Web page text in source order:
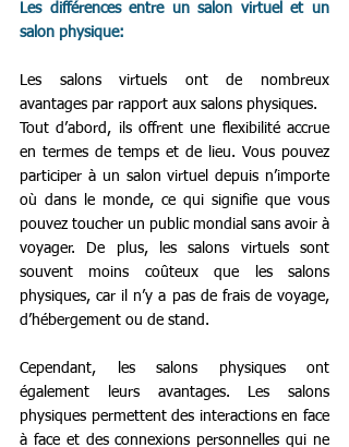
Les différences entre un salon virtuel et un
salon physique:
Les salons virtuels ont de nombreux
avantages par rapport aux salons physiques.
Tout d’abord, ils offrent une flexibilité accrue
en termes de temps et de lieu. Vous pouvez
participer à un salon virtuel depuis n’importe
où dans le monde, ce qui signifie que vous
pouvez toucher un public mondial sans avoir à
voyager. De plus, les salons virtuels sont
souvent moins coûteux que les salons
physiques, car il n’y a pas de frais de voyage,
d’hébergement ou de stand.
Cependant, les salons physiques ont
également leurs avantages. Les salons
physiques permettent des interactions en face
à face et des connexions personnelles qui ne